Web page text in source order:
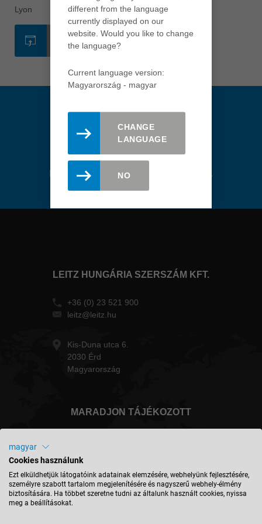
english
Việt Nam
tiếng việt
中文
ไทย
Україна
yкраїнська
Lyon
WEBOLDAL
Maradjon naprakész. Itt
regisztálhatsz a Leitz hírlevélre.
LEITZ HUNGÁRIA SZERSZÁM KFT.
+36 (0) 23 521 900
leitz@leitz.hu
Kis-Duna utca 6.
2030 Érd
Magyarország
MARADJON TÁJÉKOZOTT
Magyarország - magyar
different from the language
currently displayed on our
website. Would you like to change
the language?
Current language version:
Magyarország - magyar
CHANGE
LANGUAGE
NO
magyar
Cookies használunk
Ezt elküldhetjük látogatóink adatainak elemzésére, webhelyünk fejlesztésére,
személyre szabott tartalom megjelenítésére és nagyszerű webhely-élmény
biztosítására. Ha többet szeretne tudni az általunk használt cookies, nyissa
meg a beállításokat.